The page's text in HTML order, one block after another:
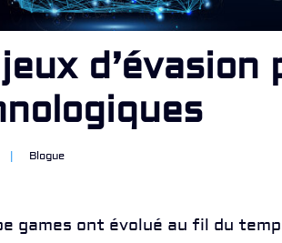
jeux d’évasion
Blogue
games ont évolué au fil du